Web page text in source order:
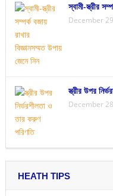
স্বামী-স্ত্রীর
December
স্ত্রীর উপর
December
HEATH TIPS